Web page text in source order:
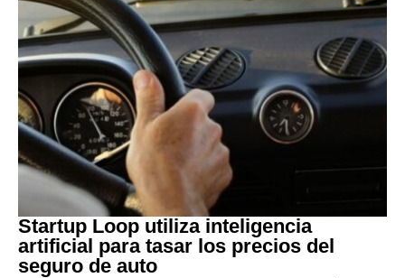
Startup Loop utiliza inteligencia
artificial para tasar los precios del
seguro de auto